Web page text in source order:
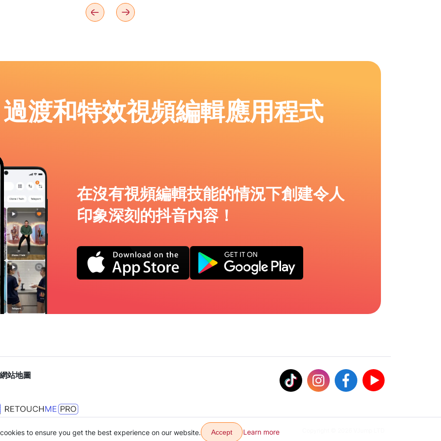
渡和特效視頻編輯應用程式
在沒有視頻編輯技能的情況下創建令人
印象深刻的抖音內容！
網站地圖
to ensure you get the best experience on our website. Accept Learn more